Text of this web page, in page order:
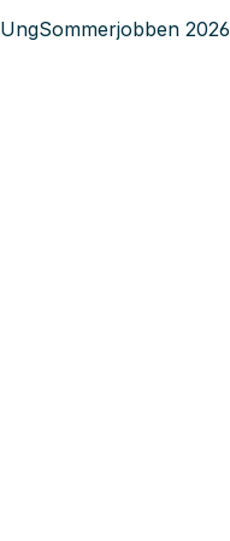
UngSommerjobben 2026